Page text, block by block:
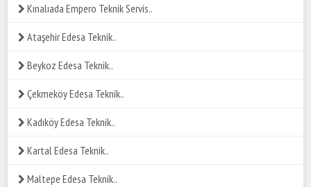
Kınalıada Empero Teknik Servis..
Ataşehir Edesa Teknik..
Beykoz Edesa Teknik..
Çekmeköy Edesa Teknik..
Kadıköy Edesa Teknik..
Kartal Edesa Teknik..
Maltepe Edesa Teknik..